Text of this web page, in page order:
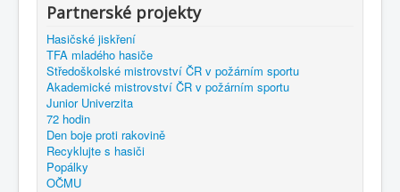
Partnerské projekty
Hasičské jiskření
TFA mladého hasiče
Středoškolské mistrovství ČR v požárním sportu
Akademické mistrovství ČR v požárním sportu
Junior Univerzita
72 hodin
Den boje proti rakovině
Recyklujte s hasiči
Popálky
OČMU